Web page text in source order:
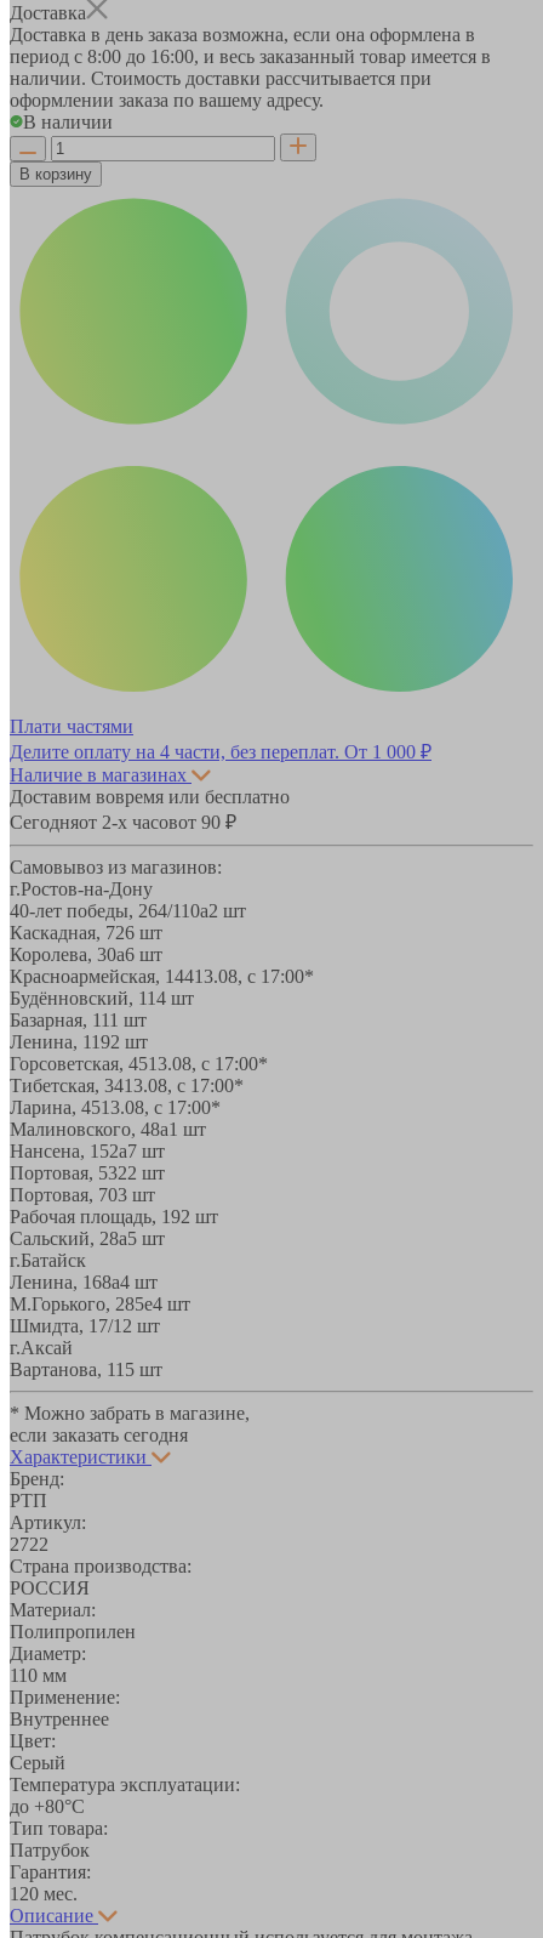
Доставка
Доставка в день заказа возможна, если она оформлена в
период с 8:00 до 16:00, и весь заказанный товар имеется в
наличии. Стоимость доставки рассчитывается при
оформлении заказа по вашему адресу.
В наличии
В корзину
Плати частями
Делите оплату на 4 части, без переплат. От 1 000 ₽
Наличие в магазинах
Доставим вовремя или бесплатно
Сегодняот 2-х часовот 90 ₽
Самовывоз из магазинов:
г.Ростов-на-Дону
40-лет победы, 264/110а2 шт
Каскадная, 726 шт
Королева, 30а6 шт
Красноармейская, 14413.08, с 17:00*
Будённовский, 114 шт
Базарная, 111 шт
Ленина, 1192 шт
Горсоветская, 4513.08, с 17:00*
Тибетская, 3413.08, с 17:00*
Ларина, 4513.08, с 17:00*
Малиновского, 48а1 шт
Нансена, 152а7 шт
Портовая, 5322 шт
Портовая, 703 шт
Рабочая площадь, 192 шт
Сальский, 28a5 шт
г.Батайск
Ленина, 168а4 шт
М.Горького, 285е4 шт
Шмидта, 17/1 2 шт
г.Аксай
Вартанова, 11 5 шт
* Можно забрать в магазине,
если заказать сегодня
Характеристики
Бренд:
РТП
Артикул:
2722
Страна производства:
РОССИЯ
Материал:
Полипропилен
Диаметр:
110 мм
Применение:
Внутреннее
Цвет:
Серый
Температура эксплуатации:
до +80°С
Тип товара:
Патрубок
Гарантия:
120 мес.
Описание